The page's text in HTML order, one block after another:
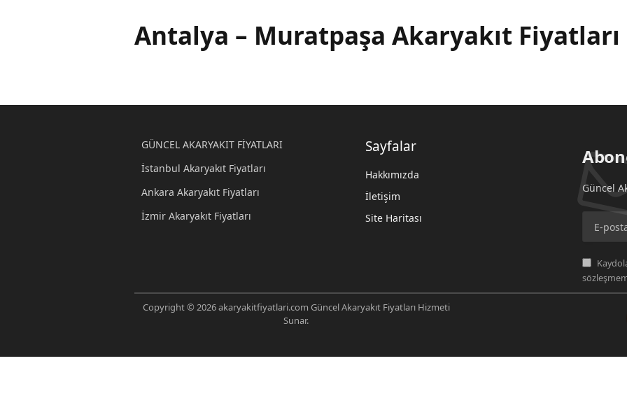
Antalya – Muratpaşa Akaryakıt Fiyatları
GÜNCEL AKARYAKIT FİYATLARI
İstanbul Akaryakıt Fiyatları
Ankara Akaryakıt Fiyatları
İzmir Akaryakıt Fiyatları
Sayfalar
Hakkımızda
İletişim
Site Haritası
Güncel
Copyright © 2026 akaryakitfiyatlari.com Güncel Akaryakıt Fiyatları Hizmeti
Sunar.